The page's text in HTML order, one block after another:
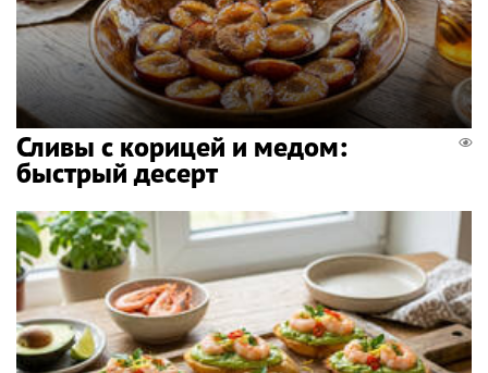
Сливы с корицей и медом:
быстрый десерт